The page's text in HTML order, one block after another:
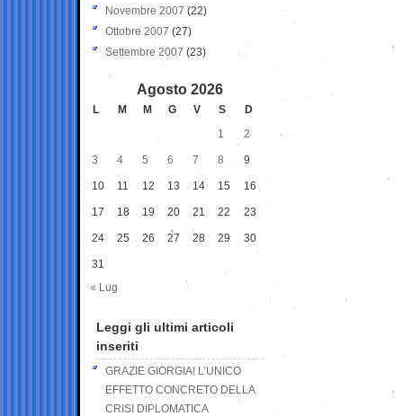
Novembre 2007 (22)
Ottobre 2007 (27)
Settembre 2007 (23)
Agosto 2026
L M M G V S
D
1
2
3 4 5 6 7 8 9
10 11 12 13 14 15 16
17 18 19 20 21 22 23
24 25 26 27 28 29 30
31
« Lug
Leggi gli ultimi articoli
inseriti
GRAZIE GIORGIA! L’UNICO
EFFETTO CONCRETO DELLA
CRISI DIPLOMATICA